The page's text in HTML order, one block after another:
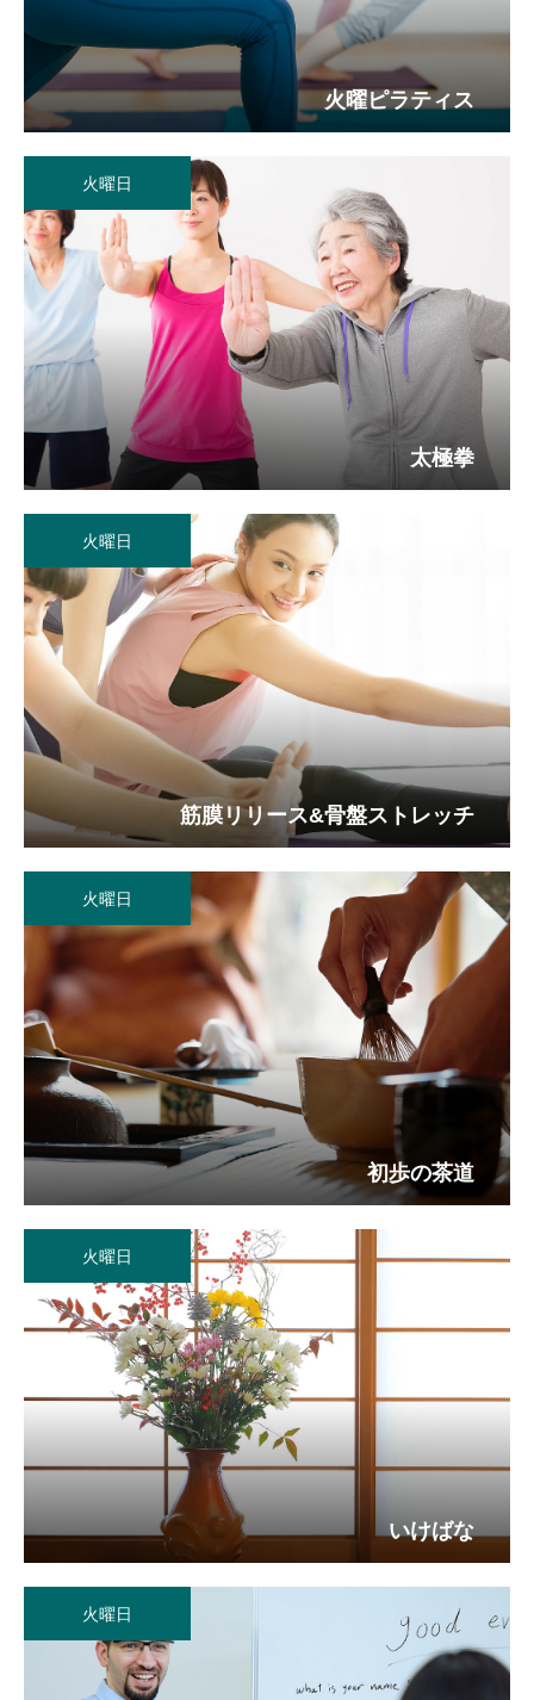
免責事項 公式SNS運用方針 お問
火曜ピラティス
火曜日
太極拳
火曜日
筋膜リリース&骨盤ストレッチ
火曜日
初歩の茶道
火曜日
いけばな
火曜日